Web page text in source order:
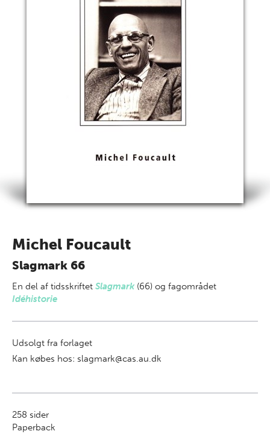
Michel Foucault
Slagmark 66
En del af tidsskriftet Slagmark (66) og fagområdet
Idéhistorie
Udsolgt fra forlaget
Kan købes hos: slagmark@cas.au.dk
258 sider
Paperback